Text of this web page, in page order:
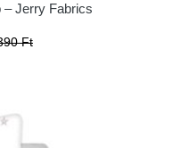
– Jerry Fabrics
Ft